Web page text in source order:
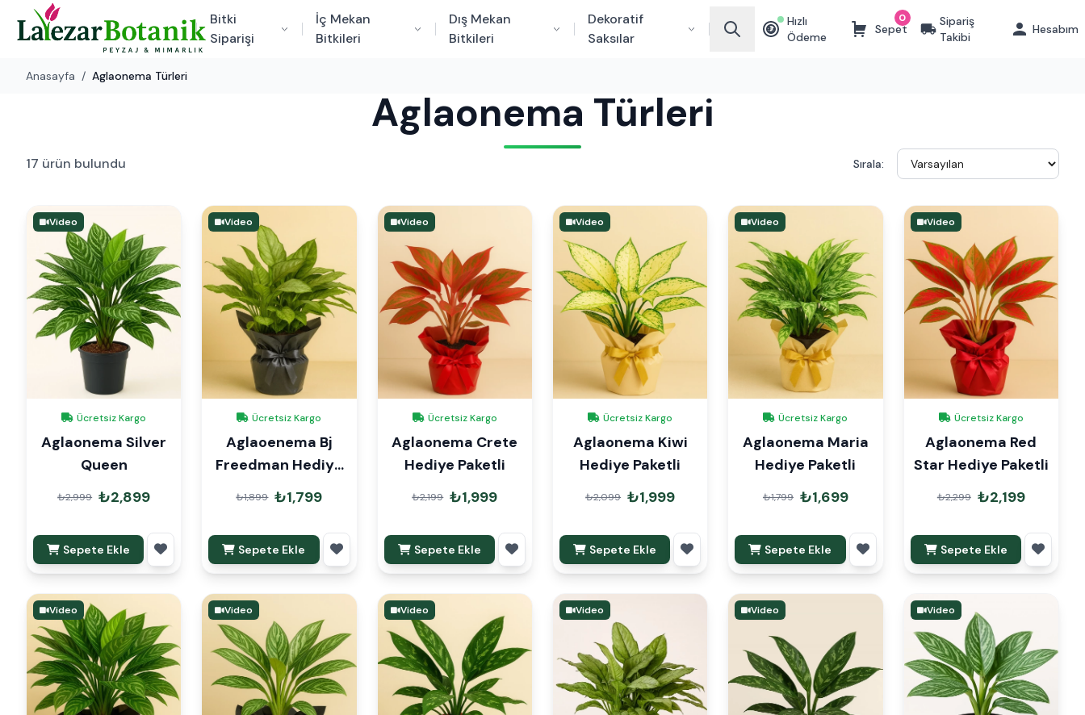
Bitki
Siparişi
İç Mekan
Bitkileri
Dış Mekan
Bitkileri
Dekoratif
Saksılar
₺
Hızlı
Ödeme
Sepet
0
Sipariş
Takibi
Hesabım
Anasayfa / Aglaonema Türleri
Aglaonema Türleri
17 ürün bulundu Sırala:
Video
Ücretsiz Kargo
Aglaonema Silver
Queen
₺2,999 ₺2,899
Sepete Ekle
Video
Ücretsiz Kargo
Aglaoenema Bj
Freedman Hediye
Paketli
₺1,899 ₺1,799
Sepete Ekle
Video
Ücretsiz Kargo
Aglaonema Crete
Hediye Paketli
₺2,199 ₺1,999
Sepete Ekle
Video
Ücretsiz Kargo
Aglaonema Kiwi
Hediye Paketli
₺2,099 ₺1,999
Sepete Ekle
Video
Ücretsiz Kargo
Aglaonema Maria
Hediye Paketli
₺1,799 ₺1,699
Sepete Ekle
Video
Ücretsiz Kargo
Aglaonema Red
Star Hediye Paketli
₺2,299 ₺2,199
Sepete Ekle
Video Video Video Video Video Video